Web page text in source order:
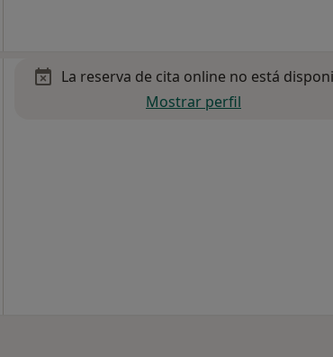
La reserva de cita online no está
Mostrar perfil